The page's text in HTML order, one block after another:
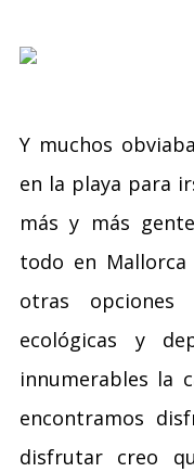
Y muchos
en la playa para
más y más
todo en
otras
ecológicas y
innumerables la
encontramos
disfrutar creo